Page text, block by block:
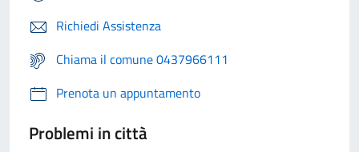
Richiedi Assistenza
Chiama il comune 0437966111
Prenota un appuntamento
Problemi in città